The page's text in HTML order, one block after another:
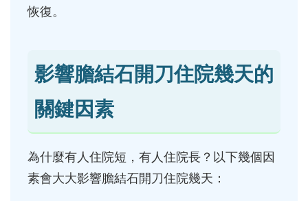
恢復。
影響膽結石開刀住院幾天的
關鍵因素
為什麼有人住院短，有人住院長？以下幾個因
素會大大影響膽結石開刀住院幾天：